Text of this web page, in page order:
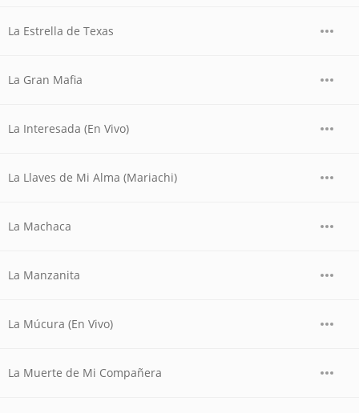
La Estrella de Texas
La Gran Mafia
La Interesada (En Vivo)
La Llaves de Mi Alma (Mariachi)
La Machaca
La Manzanita
La Múcura (En Vivo)
La Muerte de Mi Compañera